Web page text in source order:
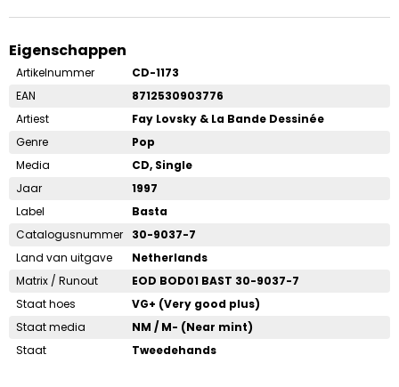
Eigenschappen
Artikelnummer
CD-1173
EAN
8712530903776
Artiest
Fay Lovsky & La Bande Dessinée
Genre
Pop
Media
CD, Single
Jaar
1997
Label
Basta
Catalogusnummer
30-9037-7
Land van uitgave
Netherlands
Matrix / Runout
EOD BOD01 BAST 30-9037-7
Staat hoes
VG+ (Very good plus)
Staat media
NM / M- (Near mint)
Staat
Tweedehands